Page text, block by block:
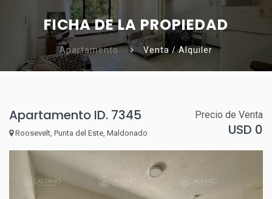
FICHA DE LA PROPIEDAD
Apartamento Venta / Alquiler
Apartamento ID. 7345
Roosevelt, Punta del Este, Maldonado
Precio de Venta
USD 0